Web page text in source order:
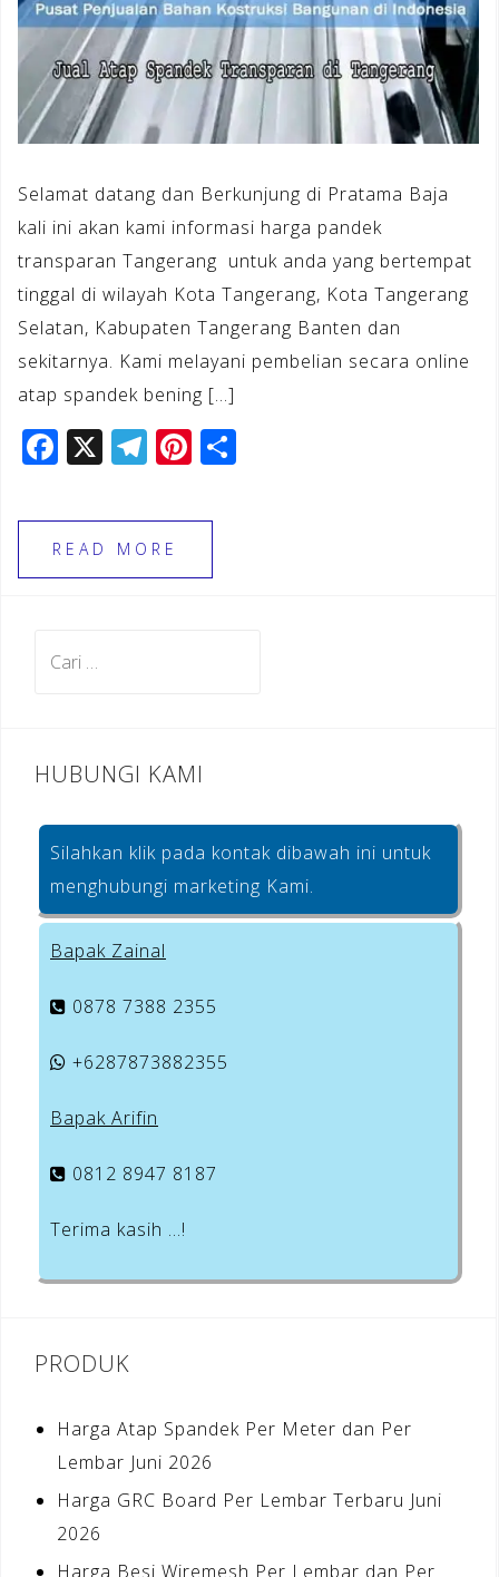
Selamat datang dan Berkunjung di Pratama Baja
kali ini akan kami informasi harga pandek
transparan Tangerang untuk anda yang bertempat
tinggal di wilayah Kota Tangerang, Kota Tangerang
Selatan, Kabupaten Tangerang Banten dan
sekitarnya. Kami melayani pembelian secara online
atap spandek bening […]
F
c
e
b
o
X T
e
gr
a
Pi
te
e
READ MORE
HUBUNGI KAMI
Silahkan klik pada kontak dibawah ini untuk
menghubungi marketing Kami.
Bapak Zainal
0878 7388 2355
+6287873882355
Bapak Arifin
0812 8947 8187
Terima kasih …!
PRODUK
Harga Atap Spandek Per Meter dan Per
Lembar Juni 2026
Harga GRC Board Per Lembar Terbaru Juni
2026
Harga Besi Wiremesh Per Lembar dan Per